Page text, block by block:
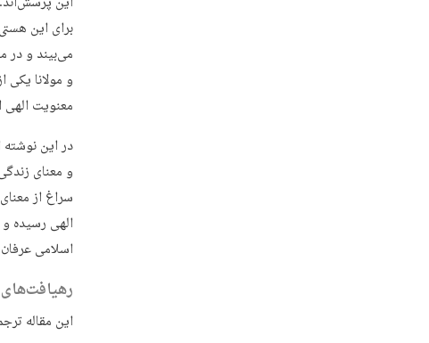
برای این
می‌بیند و در
و مولانا یکی
معنویت
در این
و معنای
سراغ از
الهی رسیده
اسلامی
این مقاله